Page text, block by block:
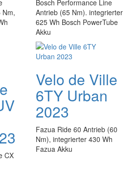
Nm,
Bosch Performance Line
Antrieb (65 Nm). integrierter
625 Wh Bosch PowerTube
Akku
CX
Velo de Ville
6TY Urban
2023
Fazua Ride 60 Antrieb (60
Nm), integrierter 430 Wh
Fazua Akku